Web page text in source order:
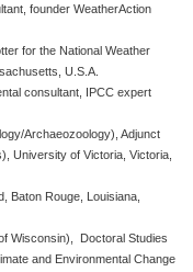
founder WeatherAction
for the National Weather
U.S.A.
consultant, IPCC expert
Archaeozoology), Adjunct
University of Victoria, Victoria,
Baton Rouge, Louisiana,
Wisconsin), Doctoral Studies
and Environmental Change